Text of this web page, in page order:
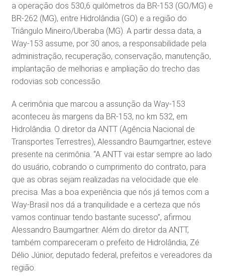
a operação dos 530,6 quilômetros da BR-153 (GO/MG) e
BR-262 (MG), entre Hidrolândia (GO) e a região do
Triângulo Mineiro/Uberaba (MG). A partir dessa data, a
Way-153 assume, por 30 anos, a responsabilidade pela
administração, recuperação, conservação, manutenção,
implantação de melhorias e ampliação do trecho das
rodovias sob concessão.
A cerimônia que marcou a assunção da Way-153
aconteceu às margens da BR-153, no km 532, em
Hidrolândia. O diretor da ANTT (Agência Nacional de
Transportes Terrestres), Alessandro Baumgartner, esteve
presente na cerimônia. “A ANTT vai estar sempre ao lado
do usuário, cobrando o cumprimento do contrato, para
que as obras sejam realizadas na velocidade que ele
precisa. Mas a boa experiência que nós já temos com a
Way-Brasil nos dá a tranquilidade e a certeza que nós
vamos continuar tendo bastante sucesso”, afirmou
Alessandro Baumgartner. Além do diretor da ANTT,
também compareceram o prefeito de Hidrolândia, Zé
Délio Júnior, deputado federal, prefeitos e vereadores da
região.